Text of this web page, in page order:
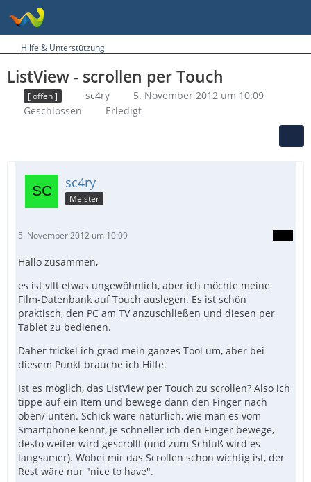
Hilfe & Unterstützung
ListView - scrollen per Touch
[ offen ] sc4ry
5. November 2012 um 10:09
Geschlossen
Erledigt
sc4ry
Meister
5. November 2012 um 10:09
Hallo zusammen,
es ist vllt etwas ungewöhnlich, aber ich möchte meine
Film-Datenbank auf Touch auslegen. Es ist schön
praktisch, den PC am TV anzuschließen und diesen per
Tablet zu bedienen.
Daher frickel ich grad mein ganzes Tool um, aber bei
diesem Punkt brauche ich Hilfe.
Ist es möglich, das ListView per Touch zu scrollen? Also ich
tippe auf ein Item und bewege dann den Finger nach
oben/ unten. Schick wäre natürlich, wie man es vom
Smartphone kennt, je schneller ich den Finger bewege,
desto weiter wird gescrollt (und zum Schluß wird es
langsamer). Wobei mir das Scrollen schon wichtig ist, der
Rest wäre nur "nice to have".